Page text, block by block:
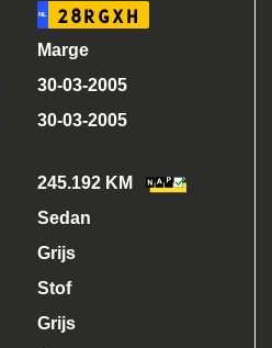
NL 28RGXH
Marge
30-03-2005
30-03-2005
245.192 KM
Sedan
Grijs
Stof
Grijs